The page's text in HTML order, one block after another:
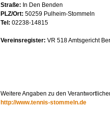
Straße: In Den Benden
PLZ/Ort: 50259 Pulheim-Stommeln
Tel: 02238-14815
Vereinsregister: VR 518 Amtsgericht
Weitere Angaben zu den
http://www.tennis-stommeln.de